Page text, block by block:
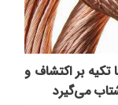
بر اکتشاف و
می‌گیرد